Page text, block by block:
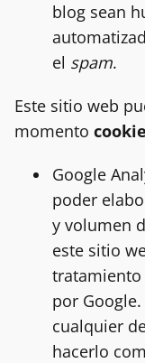
blog sean
el spam.
Este sitio web
momento
Google
poder
y volumen
este sitio
tratamiento
por
cualquier
hacerlo